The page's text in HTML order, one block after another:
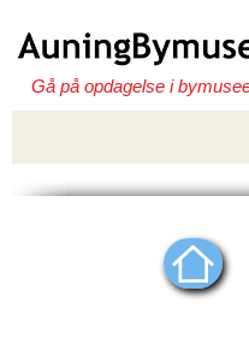
Gå på opdagelse i